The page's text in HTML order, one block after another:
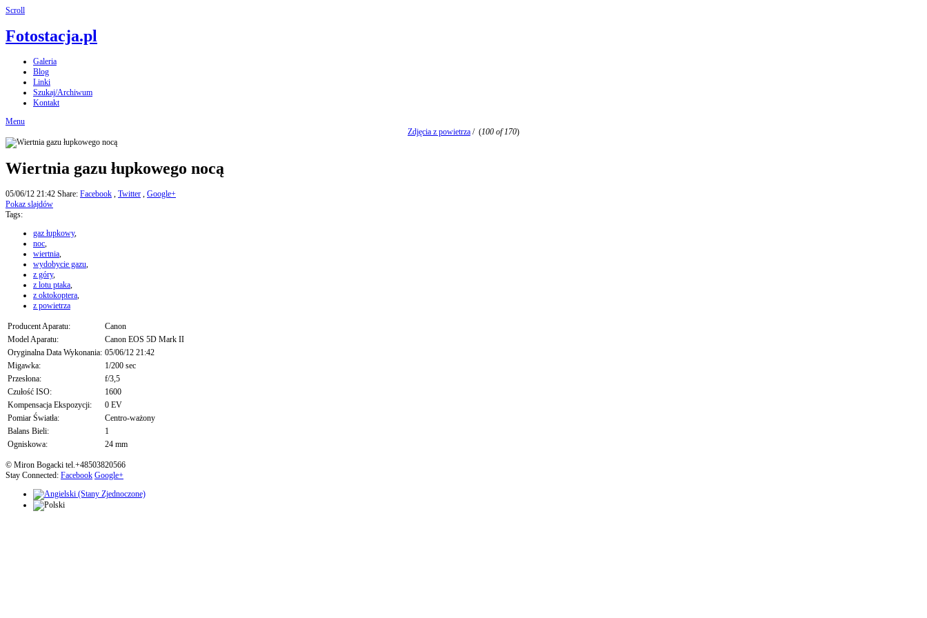
Scroll
Fotostacja.pl
Galeria
Blog
Linki
Szukaj/Archiwum
Kontakt
Menu
Zdjęcia z powietrza / (100 of 170)
Wiertnia gazu łupkowego nocą
05/06/12 21:42 Share: Facebook , Twitter , Google+
Pokaz slajdów
Tags:
gaz łupkowy,
noc,
wiertnia,
wydobycie gazu,
z góry,
z lotu ptaka,
z oktokoptera,
z powietrza
Producent Aparatu:
Canon
Model Aparatu:
Canon EOS 5D Mark II
Oryginalna Data Wykonania: 05/06/12 21:42
Migawka:
1/200 sec
Przesłona:
f/3,5
Czułość ISO:
1600
Kompensacja Ekspozycji:
0 EV
Pomiar Światła:
Centro-ważony
Balans Bieli:
1
Ogniskowa:
24 mm
© Miron Bogacki tel.+48503820566
Stay Connected: Facebook Google+